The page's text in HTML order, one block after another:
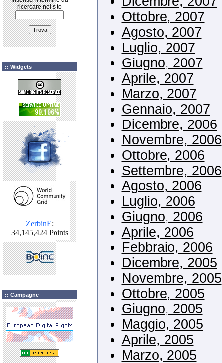
ricercare nel sito
:: Widgets
:: Campagne
Ottobre, 2007
Agosto, 2007
Luglio, 2007
Giugno, 2007
Aprile, 2007
Marzo, 2007
Gennaio, 2007
Dicembre, 2006
Novembre, 2006
Ottobre, 2006
Settembre, 2006
Agosto, 2006
Luglio, 2006
Giugno, 2006
Aprile, 2006
Febbraio, 2006
Dicembre, 2005
Novembre, 2005
Ottobre, 2005
Giugno, 2005
Maggio, 2005
Aprile, 2005
Marzo, 2005